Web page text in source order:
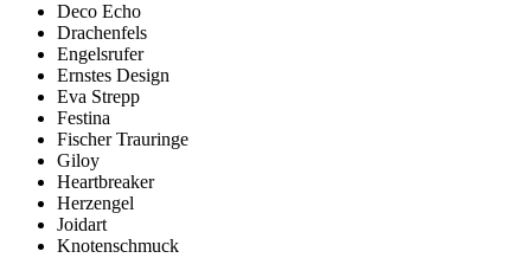
Deco Echo
Drachenfels
Engelsrufer
Ernstes Design
Eva Strepp
Festina
Fischer Trauringe
Giloy
Heartbreaker
Herzengel
Joidart
Knotenschmuck